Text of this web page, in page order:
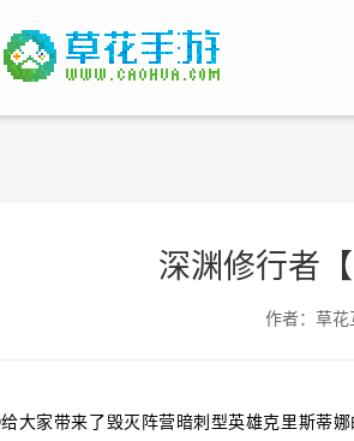
深渊修行者
作者：草花
给大家带来了毁灭阵营暗刺型英雄克里斯蒂